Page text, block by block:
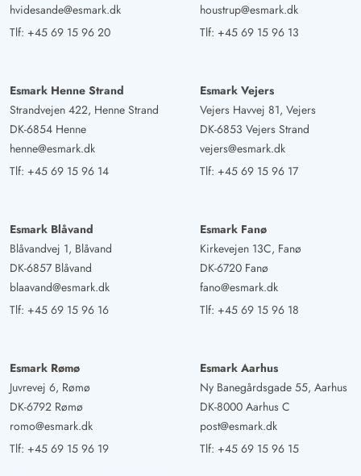
hvidesande@esmark.dk
Tlf: +45 69 15 96 20
houstrup@esmark.dk
Tlf: +45 69 15 96 13
Esmark Henne Strand
Strandvejen 422, Henne Strand
DK-6854 Henne
henne@esmark.dk
Tlf: +45 69 15 96 14
Esmark Vejers
Vejers Havvej 81, Vejers
DK-6853 Vejers Strand
vejers@esmark.dk
Tlf: +45 69 15 96 17
Esmark Blåvand
Blåvandvej 1, Blåvand
DK-6857 Blåvand
blaavand@esmark.dk
Tlf: +45 69 15 96 16
Esmark Fanø
Kirkevejen 13C, Fanø
DK-6720 Fanø
fano@esmark.dk
Tlf: +45 69 15 96 18
Esmark Rømø
Juvrevej 6, Rømø
DK-6792 Rømø
romo@esmark.dk
Tlf: +45 69 15 96 19
Esmark Aarhus
Ny Banegårdsgade 55, Aarhus
DK-8000 Aarhus C
post@esmark.dk
Tlf: +45 69 15 96 15